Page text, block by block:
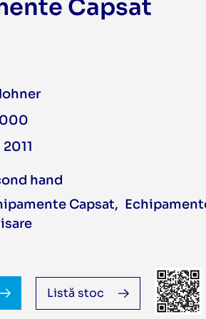
Capsat
2011
hand
Capsat
Listă stoc